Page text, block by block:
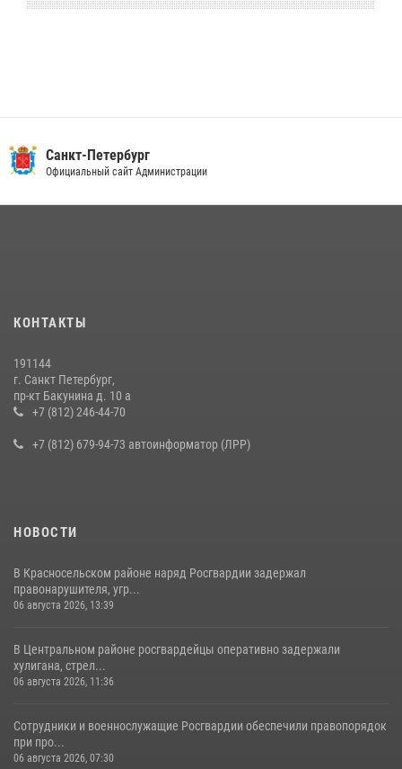
Санкт-Петербург
Официальный сайт Администрации
КОНТАКТЫ
191144
г. Санкт Петербург,
пр-кт Бакунина д. 10 а
+7 (812) 246-44-70
+7 (812) 679-94-73 автоинформатор (ЛРР)
НОВОСТИ
В Красносельском районе наряд Росгвардии задержал
правонарушителя, угр...
06 августа 2026, 13:39
В Центральном районе росгвардейцы оперативно задержали
хулигана, стрел...
06 августа 2026, 11:36
Сотрудники и военнослужащие Росгвардии обеспечили правопорядок
при про...
06 августа 2026, 07:30